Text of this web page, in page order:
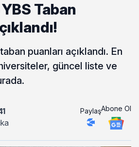
Taban
puanları açıklandı. En
güncel liste ve
PaylaşAbone Ol